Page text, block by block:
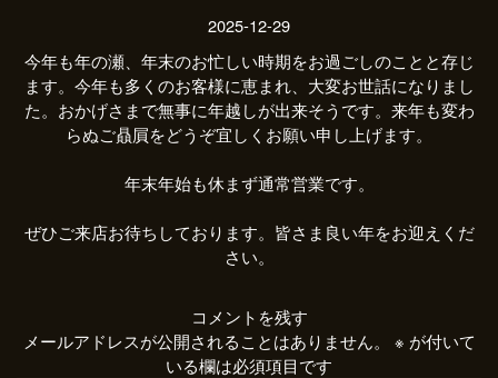
2025-12-29
今年も年の瀬、年末のお忙しい時期をお過ごしのことと存じ
ます。今年も多くのお客様に恵まれ、大変お世話になりまし
た。おかげさまで無事に年越しが出来そうです。来年も変わ
らぬご贔屓をどうぞ宜しくお願い申し上げます。
年末年始も休まず通常営業です。
ぜひご来店お待ちしております。皆さま良い年をお迎えくだ
さい。
コメントを残す
メールアドレスが公開されることはありません。
※ が付いて
いる欄は必須項目です